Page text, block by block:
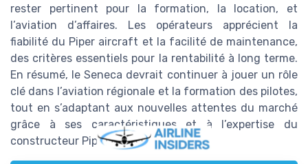
rester pertinent pour la formation, la location, et
l’aviation d’affaires. Les opérateurs apprécient la
fiabilité du Piper aircraft et la facilité de maintenance,
des critères essentiels pour la rentabilité à long terme.
En résumé, le Seneca devrait continuer à jouer un rôle
clé dans l’aviation régionale et la formation des pilotes,
tout en s’adaptant aux nouvelles attentes du marché
grâce à ses caractéristiques et à l’expertise du
constructeur Piper.